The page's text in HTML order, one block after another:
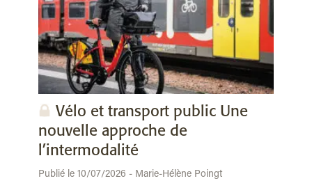
Vélo et transport public Une
nouvelle approche de
l’intermodalité
Publié le 10/07/2026 - Marie-Hélène Poingt